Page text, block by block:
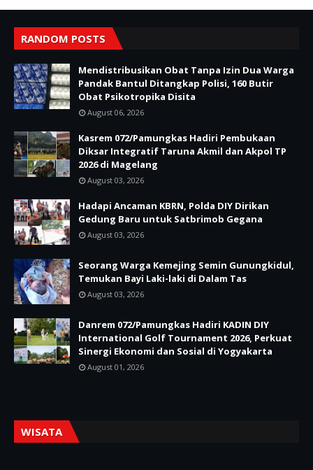
RANDOM POSTS
Mendistribusikan Obat Tanpa Izin Dua Warga
Pandak Bantul Ditangkap Polisi, 160 Butir
Obat Psikotropika Disita
August 06, 2026
Kasrem 072/Pamungkas Hadiri Pembukaan
Diksar Integratif Taruna Akmil dan Akpol TP
2026 di Magelang
August 03, 2026
Hadapi Ancaman KBRN, Polda DIY Dirikan
Gedung Baru untuk Satbrimob Gegana
August 03, 2026
Seorang Warga Kemejing Semin Gunungkidul,
Temukan Bayi Laki-laki di Dalam Tas
August 03, 2026
Danrem 072/Pamungkas Hadiri KADIN DIY
International Golf Tournament 2026, Perkuat
Sinergi Ekonomi dan Sosial di Yogyakarta
August 01, 2026
WISATA